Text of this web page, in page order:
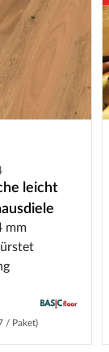
leicht
mm
/ Paket)